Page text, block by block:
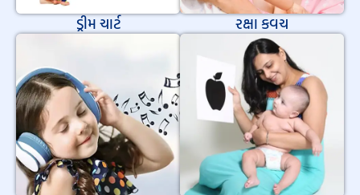
ડ્રીમ ચાર્ટ રક્ષા કવચ